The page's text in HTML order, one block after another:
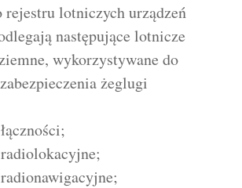
rejestru lotniczych urządzeń
następujące lotnicze
wykorzystywane do
żeglugi